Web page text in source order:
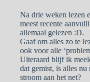
Na drie weken lezen
meest recente
allemaal gelezen :D.
Gaaf om alles zo te
ook voor alle
Uiteraard blijf ik
dat gemist, is alles
stroom aan het net?